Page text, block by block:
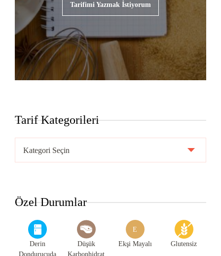
Tarifimi Yazmak İstiyorum
Tarif Kategorileri
Kategorileri
Özel Durumlar
Derin
Dondurucuda
Düşük
Karbonhidrat
E
Ekşi Mayalı Glutensiz